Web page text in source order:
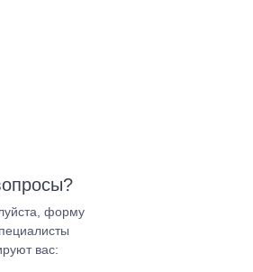
форму
вас: